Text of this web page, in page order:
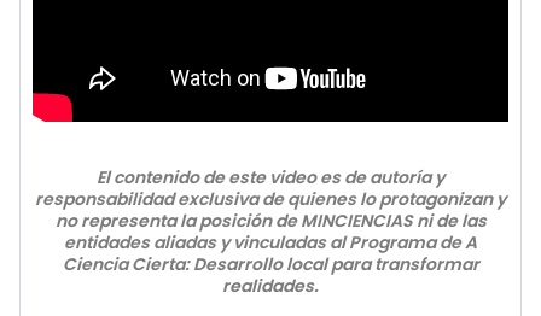
El contenido de este video es de autoría y
responsabilidad exclusiva de quienes lo protagonizan y
no representa la posición de MINCIENCIAS ni de las
entidades aliadas y vinculadas al Programa de A
Ciencia Cierta: Desarrollo local para transformar
realidades.